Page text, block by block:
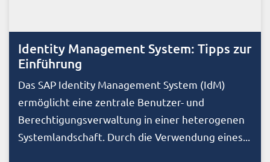
Identity Management System: Tipps zur
Einführung
Das SAP Identity Management System (IdM)
ermöglicht eine zentrale Benutzer- und
Berechtigungsverwaltung in einer heterogenen
Systemlandschaft. Durch die Verwendung eines...